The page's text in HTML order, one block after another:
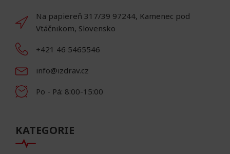
Na papiereň 317/39 97244, Kamenec pod
Vtáčnikom, Slovensko
+421 46 5465546
info@izdrav.cz
Po - Pá: 8:00-15:00
KATEGORIE